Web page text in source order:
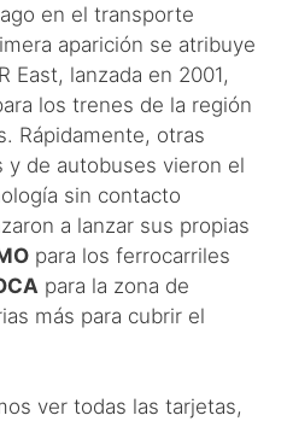
en el transporte
aparición se atribuye
East, lanzada en 2001,
los trenes de la región
Rápidamente, otras
y de autobuses vieron el
sin contacto
a lanzar sus propias
para los ferrocarriles
para la zona de
más para cubrir el
ver todas las tarjetas,